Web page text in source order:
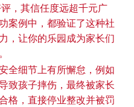
，其信任度远超千元广
案例中，都验证了这种社
，让你的乐园成为家长们
全细节上有所懈怠，例如
致孩子摔伤，最终被家长
格，直接停业整改并被罚